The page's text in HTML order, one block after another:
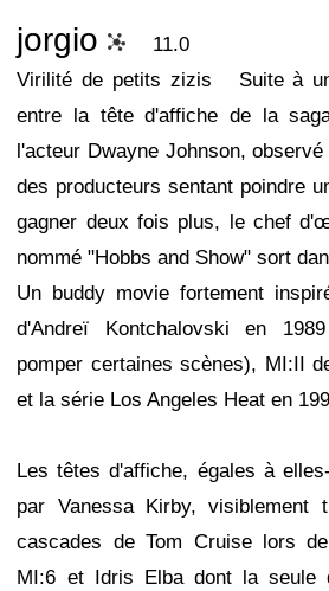
jorgio
11.0
Virilité de petits zizis Suite à
entre la tête d'affiche de la
l'acteur Dwayne Johnson,
des producteurs sentant poindre
gagner deux fois plus, le chef
nommé "Hobbs and Show" sort
Un buddy movie fortement
d'Andreï Kontchalovski en
pomper certaines scènes), MI:II
et la série Los Angeles Heat en
Les têtes d'affiche, égales à
par Vanessa Kirby, visiblement
cascades de Tom Cruise lors
MI:6 et Idris Elba dont la seule